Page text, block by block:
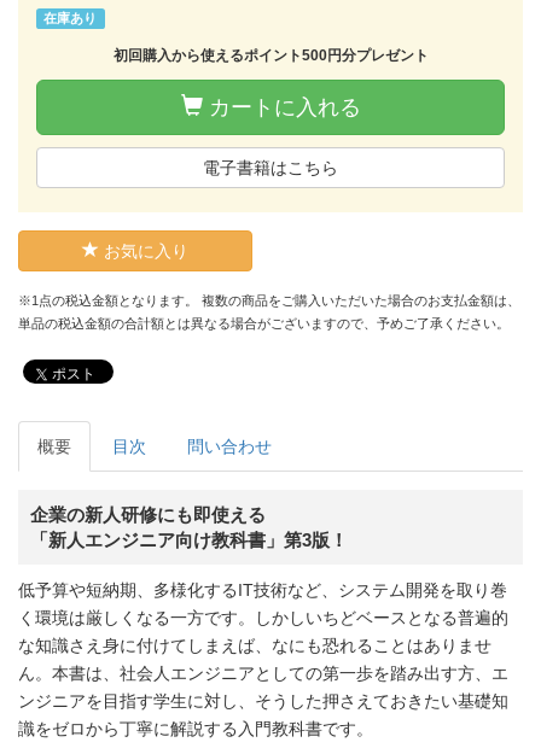
在庫あり
初回購入から使えるポイント500円分プレゼント
カートに入れる
電子書籍はこちら
お気に入り
※1点の税込金額となります。 複数の商品をご購入いただいた場合のお支払金額は、
単品の税込金額の合計額とは異なる場合がございますので、予めご了承ください。
ポスト
概要 目次 問い合わせ
企業の新人研修にも即使える
「新人エンジニア向け教科書」第3版！
低予算や短納期、多様化するIT技術など、システム開発を取り巻
く環境は厳しくなる一方です。しかしいちどベースとなる普遍的
な知識さえ身に付けてしまえば、なにも恐れることはありませ
ん。本書は、社会人エンジニアとしての第一歩を踏み出す方、エ
ンジニアを目指す学生に対し、そうした押さえておきたい基礎知
識をゼロから丁寧に解説する入門教科書です。